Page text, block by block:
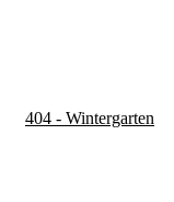
404 - Wintergarten